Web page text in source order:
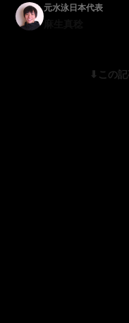
元水泳日本代表
⬇︎この